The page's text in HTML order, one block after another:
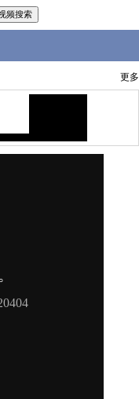
更多